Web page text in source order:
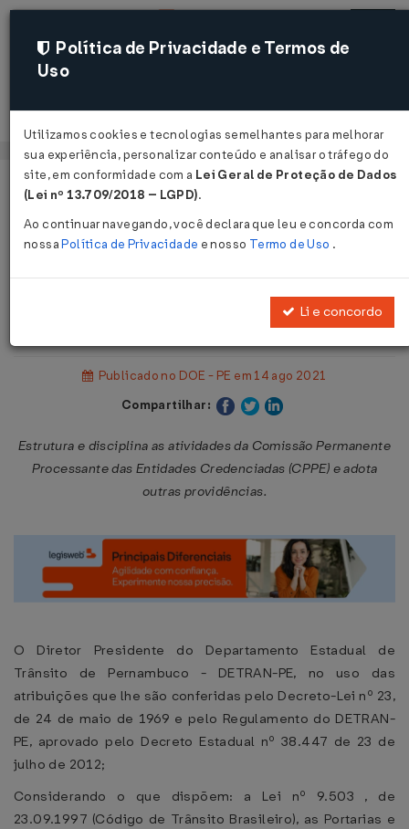
Acessar
Página Inicial
Legislações
Portaria DP/DETRAN Nº 3983 DE
Publicado no DOE - PE em 14 ago 2021
Compartilhar:
Estrutura e disciplina as atividades da Comissão Permanente
Processante das Entidades Credenciadas (CPPE) e adota
outras providências.
O Diretor Presidente do Departamento Estadual de
Trânsito de Pernambuco - DETRAN-PE, no uso das
atribuições que lhe são conferidas pelo Decreto-Lei nº 23,
de 24 de maio de 1969 e pelo Regulamento do DETRAN-
PE, aprovado pelo Decreto Estadual nº 38.447 de 23 de
julho de 2012;
Considerando o que dispõem: a Lei nº 9.503 , de
23.09.1997 (Código de Trânsito Brasileiro), as Portarias e
Política de Privacidade e Termos de
Uso
Utilizamos cookies e tecnologias semelhantes para melhorar
sua experiência, personalizar conteúdo e analisar o tráfego do
site, em conformidade com a Lei Geral de Proteção de Dados
(Lei nº 13.709/2018 – LGPD).
Ao continuar navegando, você declara que leu e concorda com
nossaPolítica de Privacidade e nosso Termo de Uso .
Li e concordo